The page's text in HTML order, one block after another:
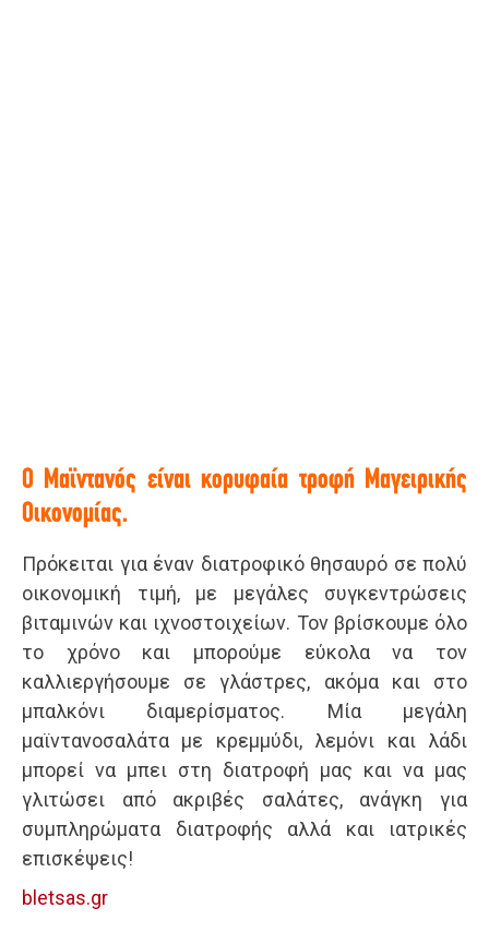
O Μαϊντανός είναι κορυφαία τροφή Μαγειρικής
Οικονομίας.
Πρόκειται για έναν διατροφικό θησαυρό σε πολύ
οικονομική τιμή, με μεγάλες συγκεντρώσεις
βιταμινών και ιχνοστοιχείων. Τον βρίσκουμε όλο
το χρόνο και μπορούμε εύκολα να τον
καλλιεργήσουμε σε γλάστρες, ακόμα και στο
μπαλκόνι διαμερίσματος. Μία μεγάλη
μαϊντανοσαλάτα με κρεμμύδι, λεμόνι και λάδι
μπορεί να μπει στη διατροφή μας και να μας
γλιτώσει από ακριβές σαλάτες, ανάγκη για
συμπληρώματα διατροφής αλλά και ιατρικές
επισκέψεις!
bletsas.gr